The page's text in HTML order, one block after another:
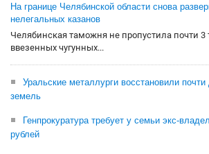
На границе Челябинской области снова
нелегальных казанов
Челябинская таможня не пропустила почти
ввезенных чугунных...
Уральские металлурги восстановили почти
земель
Генпрокуратура требует у семьи экс-
рублей